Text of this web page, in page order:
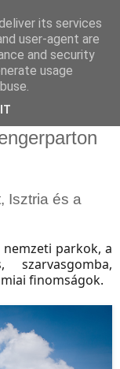
Isztria és a
parkok, a
finomságok.
its services
user-agent are
and security
usage